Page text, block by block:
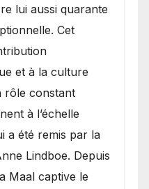
lui aussi quarante
Cet
et à la culture
rôle constant
à l’échelle
a été remis par la
Lindboe. Depuis
Maal captive le